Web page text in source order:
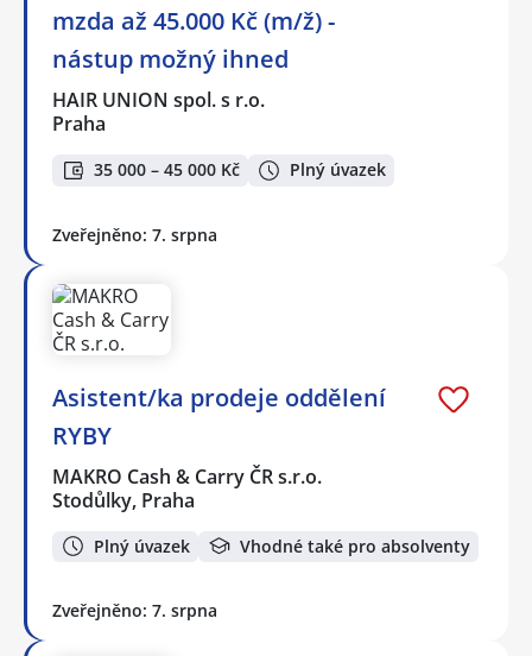
mzda až 45.000 Kč (m/ž) -
nástup možný ihned
HAIR UNION spol. s r.o.
Praha
35 000 – 45 000 Kč Plný úvazek
Zveřejněno: 7. srpna
Asistent/ka prodeje oddělení
RYBY
MAKRO Cash & Carry ČR s.r.o.
Stodůlky, Praha
Plný úvazek Vhodné také pro absolventy
Zveřejněno: 7. srpna